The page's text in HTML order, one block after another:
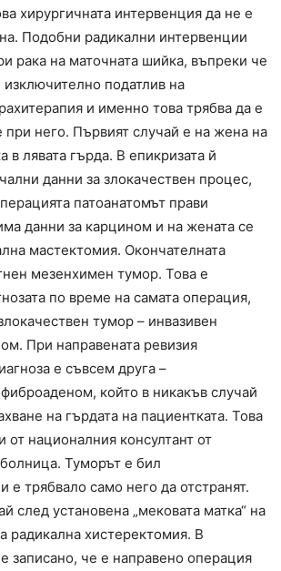
хирургичната интервенция да не е
Подобни радикални интервенции
рака на маточната шийка, въпреки че
податлив на
и именно това трябва да е
при него. Първият случай е на жена на
в лявата гърда. В епикризата й
данни за злокачествен процес,
патоанатомът прави
данни за карцином и на жената се
мастектомия. Окончателната
мезенхимен тумор. Това е
по време на самата операция,
тумор – инвазивен
При направената ревизия
е съвсем друга –
който в никакъв случай
на гърдата на пациентката. Това
от националния консултант от
Туморът е бил
е трябвало само него да отстранят.
след установена „мековата матка“ на
радикална хистеректомия. В
записано, че е направено операция